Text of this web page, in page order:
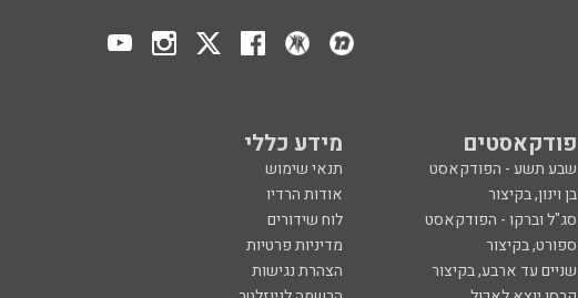
פודקאסטים מידע כללי
שבע תשע - הפודקאסט
תנאי שימוש
בן וינון, בקיצור
אודות הרדיו
סג"ל וברקו - הפודקאסט
לוח שידורים
ספורט, בקיצור
מדיניות פרטיות
שניים עד ארבע, בקיצור
הצהרת נגישות